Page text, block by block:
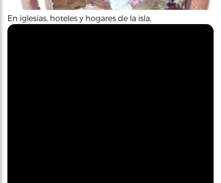
En iglesias, hoteles y hogares de la isla.